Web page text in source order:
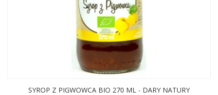
SYROP Z PIGWOWCA BIO 270 ML - DARY NATURY